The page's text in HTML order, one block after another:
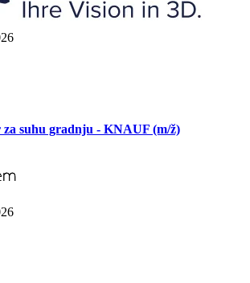
za suhu gradnju - KNAUF (m/ž)